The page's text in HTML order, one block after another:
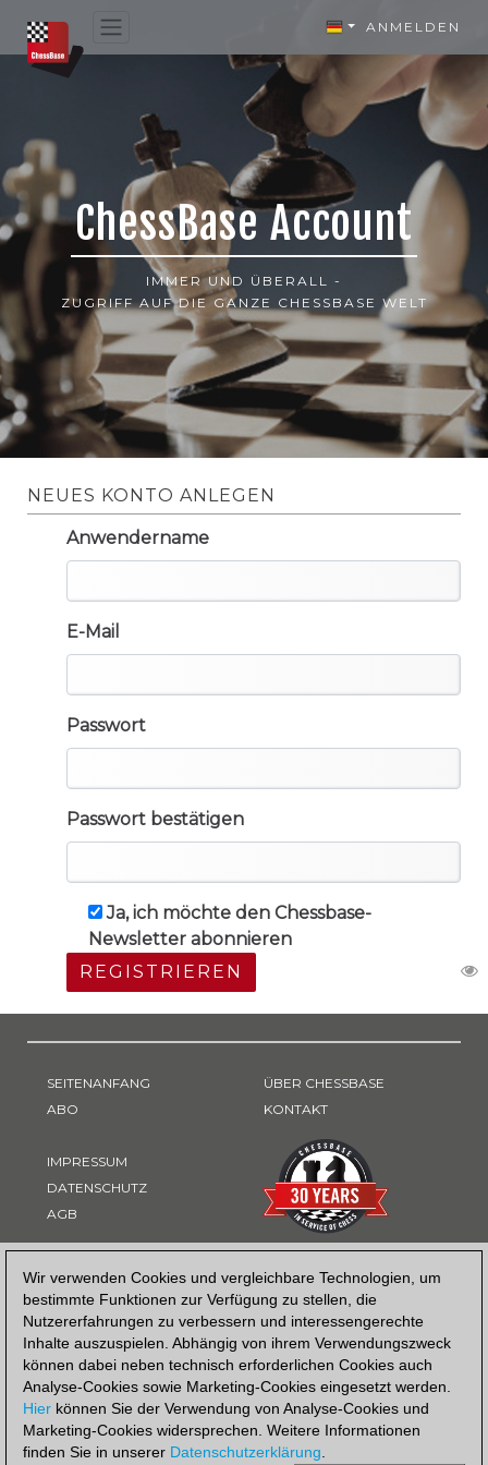
Wir verwenden Cookies und vergleichbare Technologien, um
bestimmte Funktionen zur Verfügung zu stellen, die
Nutzererfahrungen zu verbessern und interessengerechte
Inhalte auszuspielen. Abhängig von ihrem Verwendungszweck
können dabei neben technisch erforderlichen Cookies auch
Analyse-Cookies sowie Marketing-Cookies eingesetzt werden.
Hier können Sie der Verwendung von Analyse-Cookies und
Marketing-Cookies widersprechen. Weitere Informationen
finden Sie in unserer Datenschutzerklärung.
ANMELDEN
ChessBase Account
IMMER UND ÜBERALL -
ZUGRIFF AUF DIE GANZE CHESSBASE WELT
NEUES KONTO ANLEGEN
Anwendername
E-Mail
Passwort
Passwort bestätigen
Ja, ich möchte den Chessbase-
Newsletter abonnieren
REGISTRIEREN
SEITENANFANG
ABO
IMPRESSUM
DATENSCHUTZ
AGB
ÜBER CHESSBASE
KONTAKT
ZAHLUNGSART